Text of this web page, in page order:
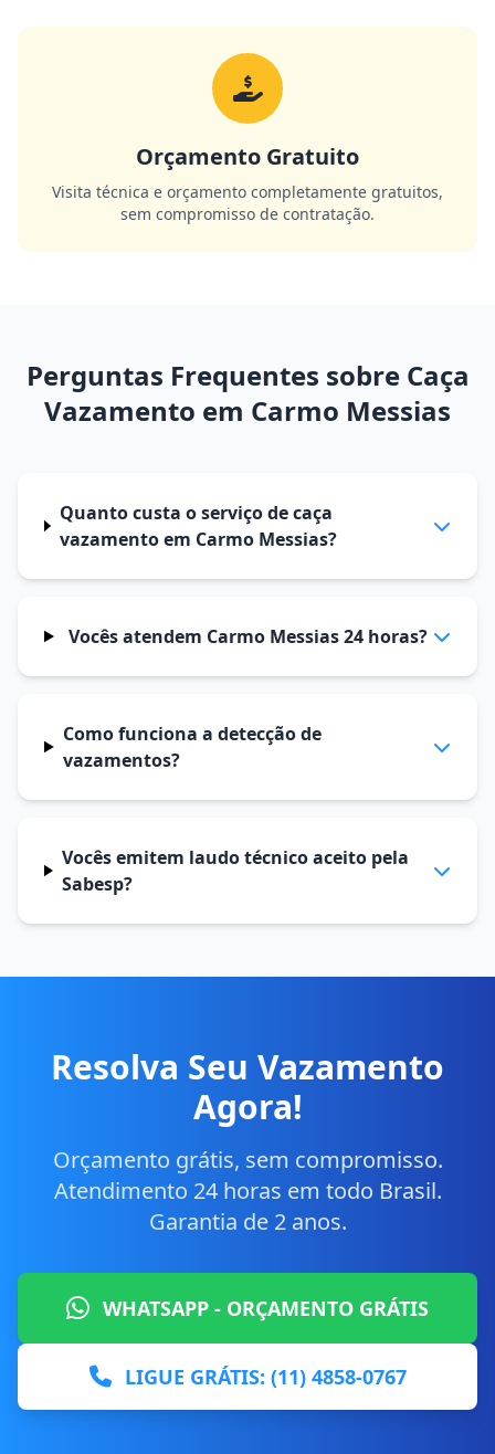
Orçamento Gratuito
Visita técnica e orçamento completamente gratuitos,
sem compromisso de contratação.
Perguntas Frequentes sobre Caça
Vazamento em Carmo Messias
Quanto custa o serviço de caça
vazamento em Carmo Messias?
Vocês atendem Carmo Messias 24 horas?
Como funciona a detecção de
vazamentos?
Vocês emitem laudo técnico aceito pela
Sabesp?
Resolva Seu Vazamento
Agora!
Orçamento grátis, sem compromisso.
Atendimento 24 horas em todo Brasil.
Garantia de 2 anos.
WHATSAPP - ORÇAMENTO GRÁTIS
LIGUE GRÁTIS: (11) 4858-0767